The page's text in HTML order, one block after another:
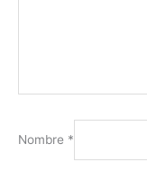
Nombre *